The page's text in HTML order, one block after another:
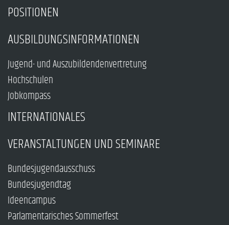
POSITIONEN
AUSBILDUNGSINFORMATIONEN
Jugend- und Auszubildendenvertretung
Hochschulen
Jobkompass
INTERNATIONALES
VERANSTALTUNGEN UND SEMINARE
Bundesjugendausschuss
Bundesjugendtag
Ideencampus
Parlamentarisches Sommerfest